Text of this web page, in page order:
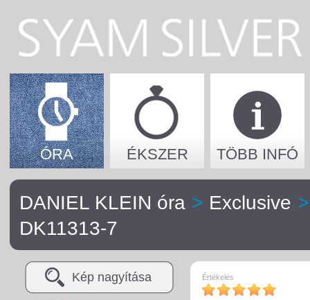
ÓRA ÉKSZER TÖBB INFÓ
DANIEL KLEIN óra > Exclusive >
DK11313-7
Értékelés
Kép nagyítása